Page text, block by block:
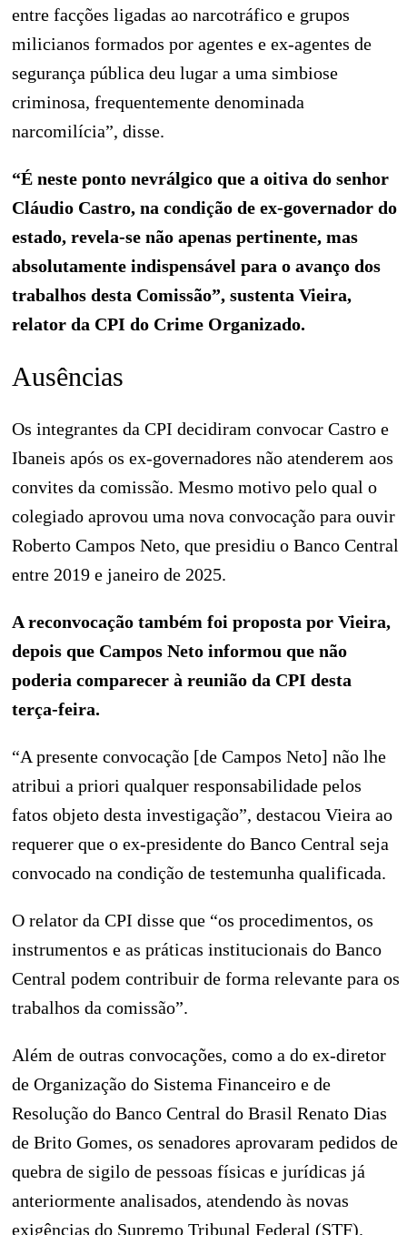
entre facções ligadas ao narcotráfico e grupos
milicianos formados por agentes e ex-agentes de
segurança pública deu lugar a uma simbiose
criminosa, frequentemente denominada
narcomilícia”, disse.
“É neste ponto nevrálgico que a oitiva do senhor
Cláudio Castro, na condição de ex-governador do
estado, revela-se não apenas pertinente, mas
absolutamente indispensável para o avanço dos
trabalhos desta Comissão”, sustenta Vieira,
relator da CPI do Crime Organizado.
Ausências
Os integrantes da CPI decidiram convocar Castro e
Ibaneis após os ex-governadores não atenderem aos
convites da comissão. Mesmo motivo pelo qual o
colegiado aprovou uma nova convocação para ouvir
Roberto Campos Neto, que presidiu o Banco Central
entre 2019 e janeiro de 2025.
A reconvocação também foi proposta por Vieira,
depois que Campos Neto informou que não
poderia comparecer à reunião da CPI desta
terça-feira.
“A presente convocação [de Campos Neto] não lhe
atribui a priori qualquer responsabilidade pelos
fatos objeto desta investigação”, destacou Vieira ao
requerer que o ex-presidente do Banco Central seja
convocado na condição de testemunha qualificada.
O relator da CPI disse que “os procedimentos, os
instrumentos e as práticas institucionais do Banco
Central podem contribuir de forma relevante para os
trabalhos da comissão”.
Além de outras convocações, como a do ex-diretor
de Organização do Sistema Financeiro e de
Resolução do Banco Central do Brasil Renato Dias
de Brito Gomes, os senadores aprovaram pedidos de
quebra de sigilo de pessoas físicas e jurídicas já
anteriormente analisados, atendendo às novas
exigências do Supremo Tribunal Federal (STF).